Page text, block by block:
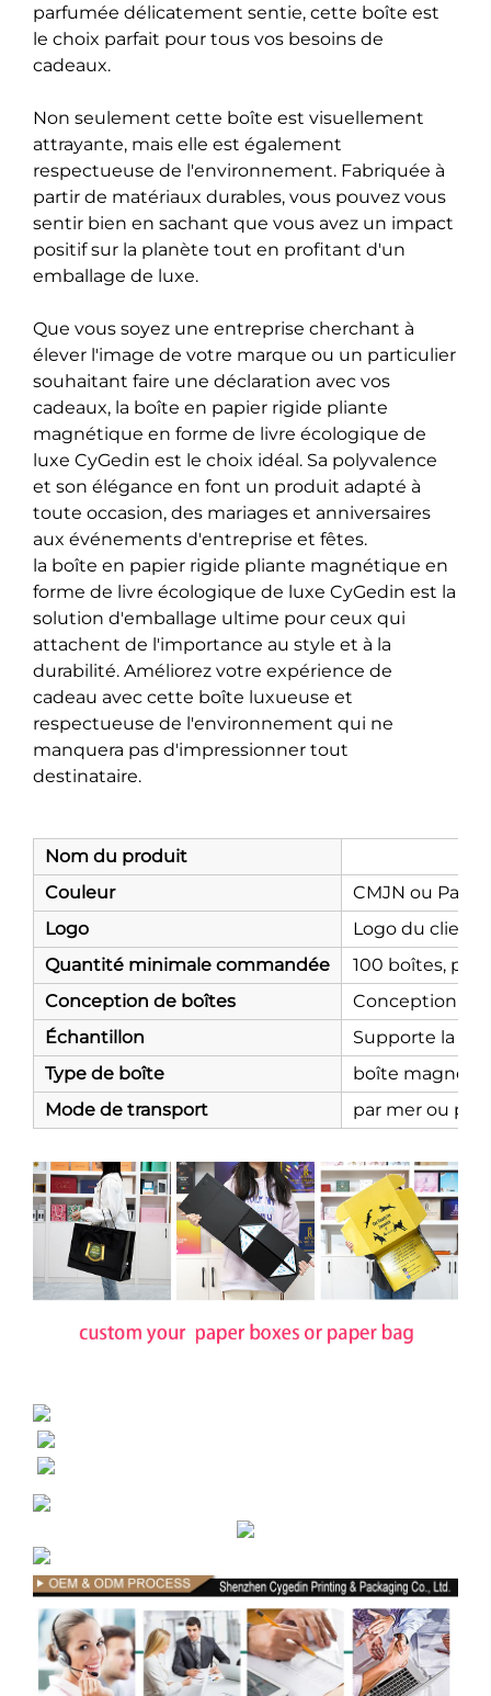
parfumée délicatement sentie, cette boîte est
le choix parfait pour tous vos besoins de
cadeaux.
Non seulement cette boîte est visuellement
attrayante, mais elle est également
respectueuse de l'environnement. Fabriquée à
partir de matériaux durables, vous pouvez vous
sentir bien en sachant que vous avez un impact
positif sur la planète tout en profitant d'un
emballage de luxe.
Que vous soyez une entreprise cherchant à
élever l'image de votre marque ou un particulier
souhaitant faire une déclaration avec vos
cadeaux, la boîte en papier rigide pliante
magnétique en forme de livre écologique de
luxe CyGedin est le choix idéal. Sa polyvalence
et son élégance en font un produit adapté à
toute occasion, des mariages et anniversaires
aux événements d'entreprise et fêtes.
la boîte en papier rigide pliante magnétique en
forme de livre écologique de luxe CyGedin est la
solution d'emballage ultime pour ceux qui
attachent de l'importance au style et à la
durabilité. Améliorez votre expérience de
cadeau avec cette boîte luxueuse et
respectueuse de l'environnement qui ne
manquera pas d'impressionner tout
destinataire.
Nom du produit
Couleur
CMJN ou
Logo
Logo du client
Quantité minimale commandée
100 boîtes,
Conception de boîtes
Conception
Échantillon
Supporte la
Type de boîte
boîte
Mode de transport
par mer ou par